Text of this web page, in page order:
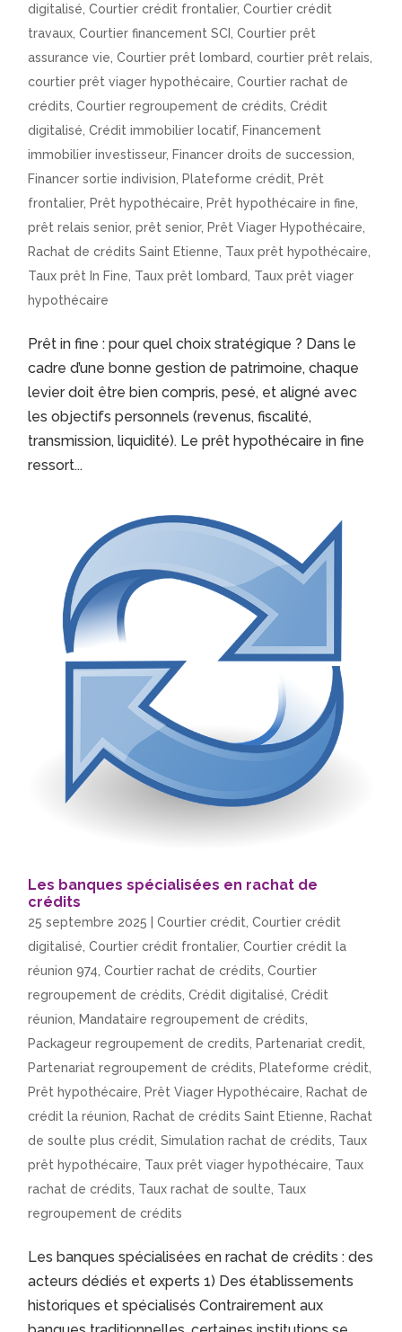
digitalisé,Courtier crédit frontalier,Courtier crédit
travaux,Courtier financement SCI,Courtier prêt
assurance vie,Courtier prêt lombard,courtier prêt relais,
courtier prêt viager hypothécaire,Courtier rachat de
crédits,Courtier regroupement de crédits,Crédit
digitalisé,Crédit immobilier locatif, Financement
immobilier investisseur, Financer droits de succession,
Financer sortie indivision, Plateforme crédit, Prêt
frontalier, Prêt hypothécaire, Prêt hypothécaire in fine,
prêt relais senior,prêt senior, Prêt Viager Hypothécaire,
Rachat de crédits Saint Etienne, Taux prêt hypothécaire,
Taux prêt In Fine, Taux prêt lombard, Taux prêt viager
hypothécaire
Prêt in fine : pour quel choix stratégique ? Dans le
cadre d’une bonne gestion de patrimoine, chaque
levier doit être bien compris, pesé, et aligné avec
les objectifs personnels (revenus, fiscalité,
transmission, liquidité). Le prêt hypothécaire in fine
ressort...
Les banques spécialisées en rachat de
crédits
25 septembre 2025 |Courtier crédit,Courtier crédit
digitalisé,Courtier crédit frontalier,Courtier crédit la
réunion 974,Courtier rachat de crédits,Courtier
regroupement de crédits,Crédit digitalisé,Crédit
réunion, Mandataire regroupement de crédits,
Packageur regroupement de credits, Partenariat credit,
Partenariat regroupement de crédits, Plateforme crédit,
Prêt hypothécaire, Prêt Viager Hypothécaire, Rachat de
crédit la réunion, Rachat de crédits Saint Etienne, Rachat
de soulte plus crédit,Simulation rachat de crédits, Taux
prêt hypothécaire, Taux prêt viager hypothécaire, Taux
rachat de crédits, Taux rachat de soulte, Taux
regroupement de crédits
Les banques spécialisées en rachat de crédits : des
acteurs dédiés et experts 1) Des établissements
historiques et spécialisés Contrairement aux